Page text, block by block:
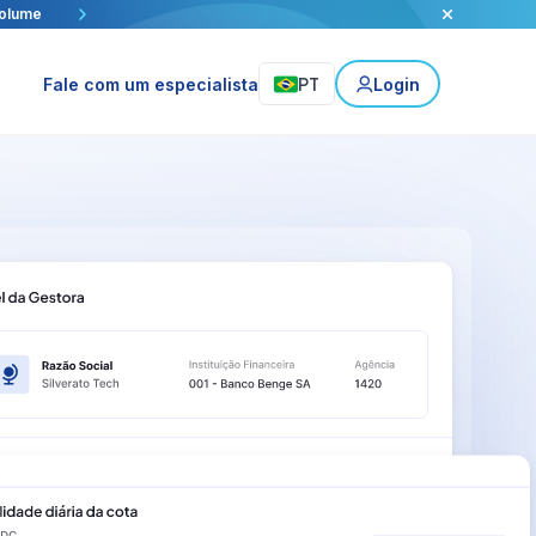
e Visa.
Fale com um especialista PT Login